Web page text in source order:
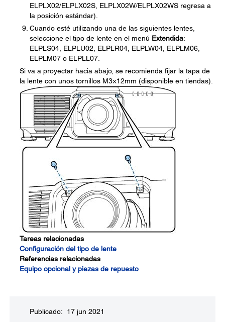
ELPLX02/ELPLX02S, ELPLX02W/ELPLX02WS regresa a
la posición estándar).
Cuando esté utilizando una de las siguientes lentes,
seleccione el tipo de lente en el menú Extendida:
ELPLS04, ELPLU02, ELPLR04, ELPLW04, ELPLM06,
ELPLM07 o ELPLL07.
Si va a proyectar hacia abajo, se recomienda fijar la tapa de
la lente con unos tornillos M3×12mm (disponible en tiendas).
Tareas relacionadas
Configuración del tipo de lente
Referencias relacionadas
Equipo opcional y piezas de repuesto
Publicado: 17 jun 2021